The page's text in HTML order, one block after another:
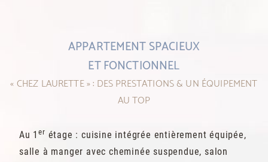
APPARTEMENT SPACIEUX
ET FONCTIONNEL
« CHEZ LAURETTE » : DES PRESTATIONS & UN ÉQUIPEMENT
AU TOP
Au 1er étage : cuisine intégrée entièrement équipée,
salle à manger avec cheminée suspendue, salon